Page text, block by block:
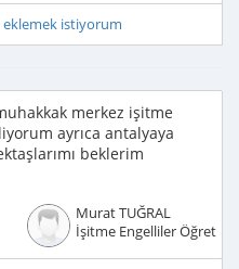
istiyorum
merkez işitme
ayrıca antalyaya
beklerim
Murat TUĞRAL
İşitme Engelliler